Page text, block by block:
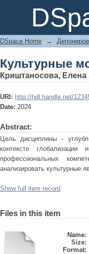
Культурные
DSpace Home →
Культурные
Криштаносова,
URI: http://hdl.handle.net/
Date: 2024
Abstract:
Цель дисциплины -
контексте
профессиональных
анализировать культурные
Show full item record
Files in this item
Name:
Size:
Format: